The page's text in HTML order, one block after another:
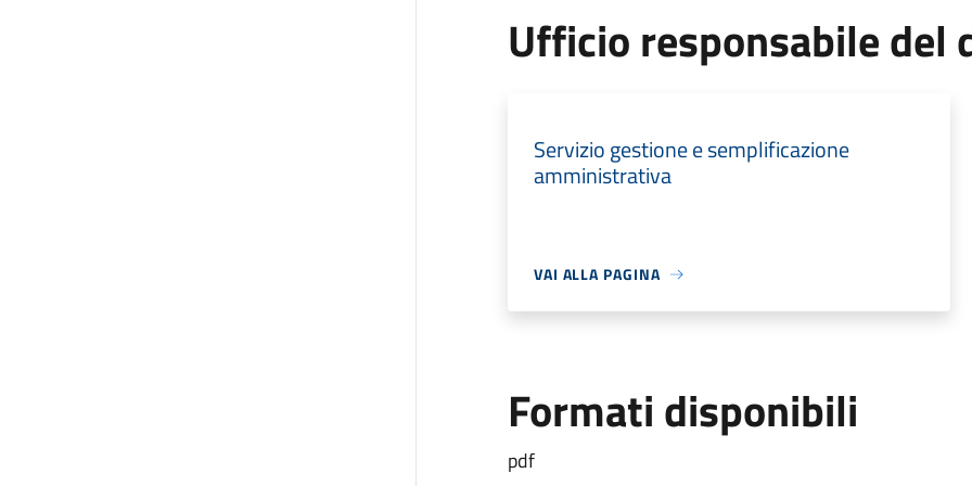
Ufficio responsabile del
Servizio gestione e semplificazione
amministrativa
VAI ALLA PAGINA
Formati disponibili
pdf